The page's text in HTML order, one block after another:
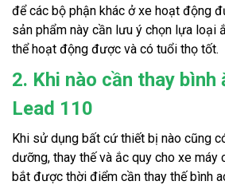
để các bộ phận khác ở xe hoạt động
sản phẩm này cần lưu ý chọn lựa loại
thể hoạt động được và có tuổi thọ tốt.
2. Khi nào cần thay bình
Lead 110
Khi sử dụng bất cứ thiết bị nào cũng
dưỡng, thay thế và ắc quy cho xe máy
bắt được thời điểm cần thay thế bình